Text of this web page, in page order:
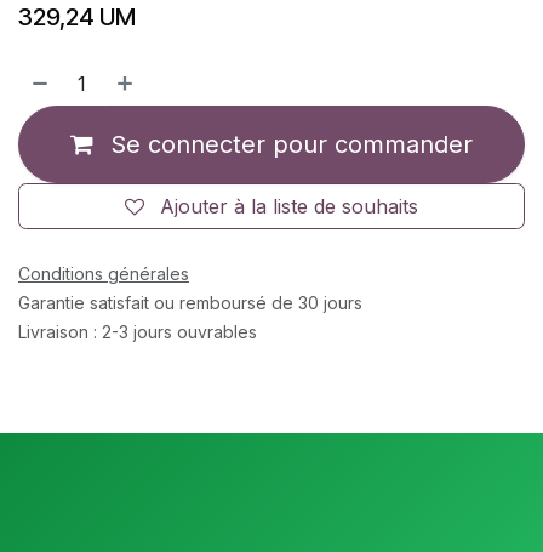
329,24 UM
Se connecter pour commander
Ajouter à la liste de souhaits
Conditions générales
Garantie satisfait ou remboursé de 30 jours
Livraison : 2-3 jours ouvrables